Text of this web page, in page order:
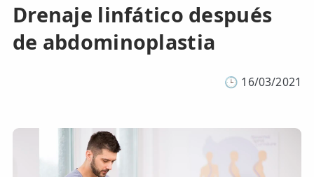
Drenaje linfático después
de abdominoplastia
🕒 16/03/2021